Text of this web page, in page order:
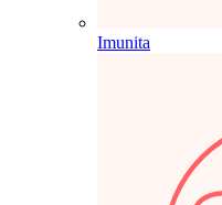
Imunita